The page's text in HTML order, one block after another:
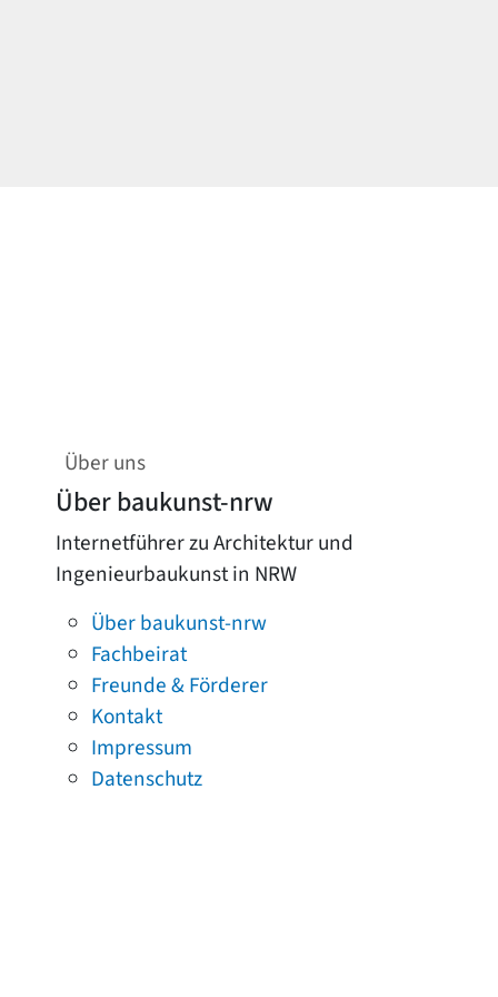
Über uns
Über baukunst-nrw
Internetführer zu Architektur und
Ingenieurbaukunst in NRW
Über baukunst-nrw
Fachbeirat
Freunde & Förderer
Kontakt
Impressum
Datenschutz